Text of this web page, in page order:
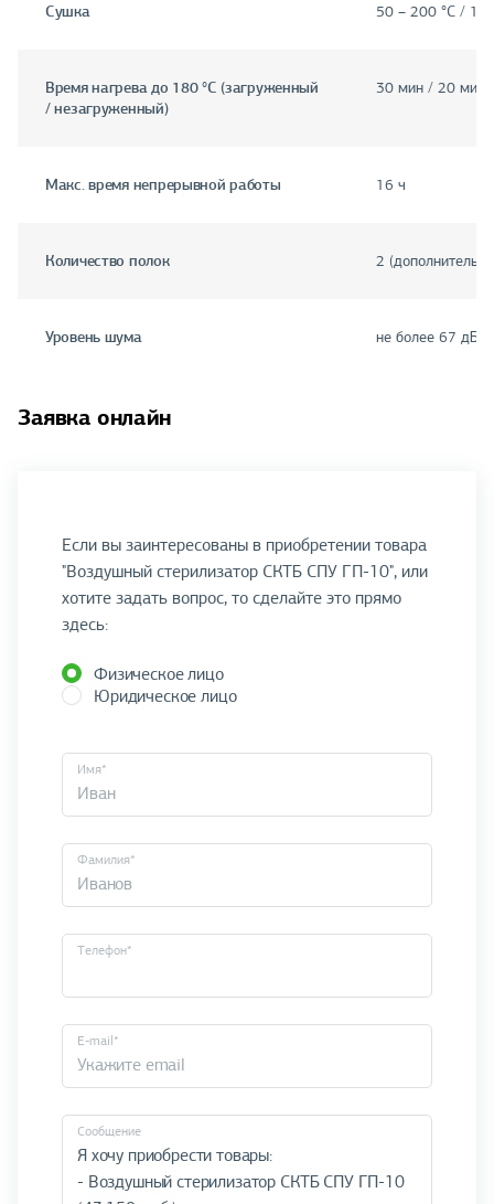
Сушка 50 – 200 °C / 1
Время нагрева до 180 °C (загруженный
/ незагруженный)
30 мин / 20 мин
Макс. время непрерывной работы 16 ч
Количество полок 2
Уровень шума не более 67 дБ
Заявка онлайн
Если вы заинтересованы в приобретении товара
"Воздушный стерилизатор СКТБ СПУ ГП-10", или
хотите задать вопрос, то сделайте это прямо
здесь:
Физическое лицо
Юридическое лицо
Имя*
Фамилия*
Телефон*
E-mail*
Cообщение